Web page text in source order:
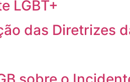
LGBT+
das Diretrizes